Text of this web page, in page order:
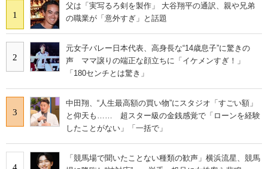
1
父は「実写るろ剣を製作」 大谷翔平の通訳、親や兄弟
の職業が「意外すぎ」と話題
2
元女子バレー日本代表、高身長な“14歳息子”に驚きの
声 ママ譲りの端正な顔立ちに「イケメンすぎ！」
「180センチとは驚き」
3
中田翔、“人生最高額の買い物”にスタジオ「すごい額」
と仰天も…… 超スター級の金銭感覚で「ローンを経験
したことがない」「一括で」
「競馬場で聞いたことない種類の歓声」横浜流星、競馬